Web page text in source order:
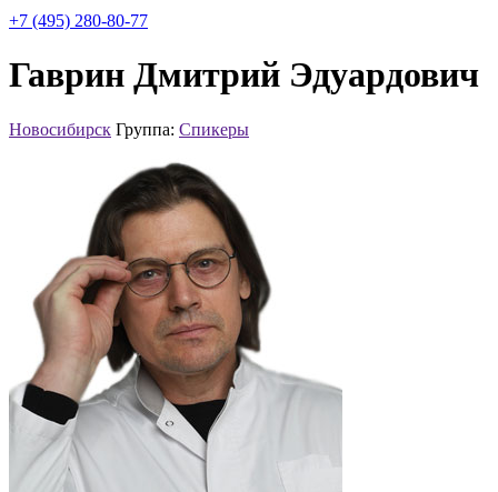
+7 (495) 280-80-77
Гаврин Дмитрий Эдуардович
Новосибирск Группа: Спикеры